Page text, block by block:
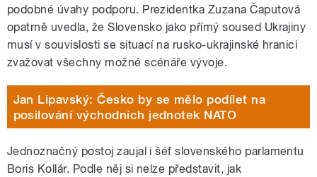
podobné úvahy podporu. Prezidentka Zuzana Čaputová
opatrně uvedla, že Slovensko jako přímý soused Ukrajiny
musí v souvislosti se situací na rusko-ukrajinské hranici
zvažovat všechny možné scénáře vývoje.
Jan Lipavský: Česko by se mělo podílet na
posilování východních jednotek NATO
Jednoznačný postoj zaujal i šéf slovenského parlamentu
Boris Kollár. Podle něj si nelze představit, jak